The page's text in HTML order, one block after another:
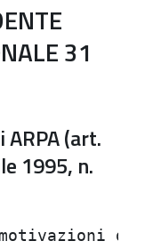
31
(art.
1995, n.
le